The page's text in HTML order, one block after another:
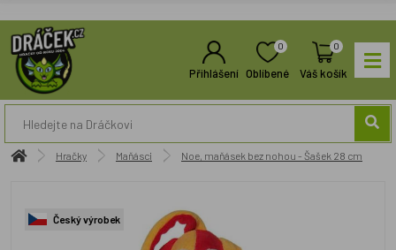
Přihlášení
0
Oblíbené
0
Váš košík
Hračky Maňásci Noe, maňásek bez nohou - Šašek 28 cm
Český výrobek